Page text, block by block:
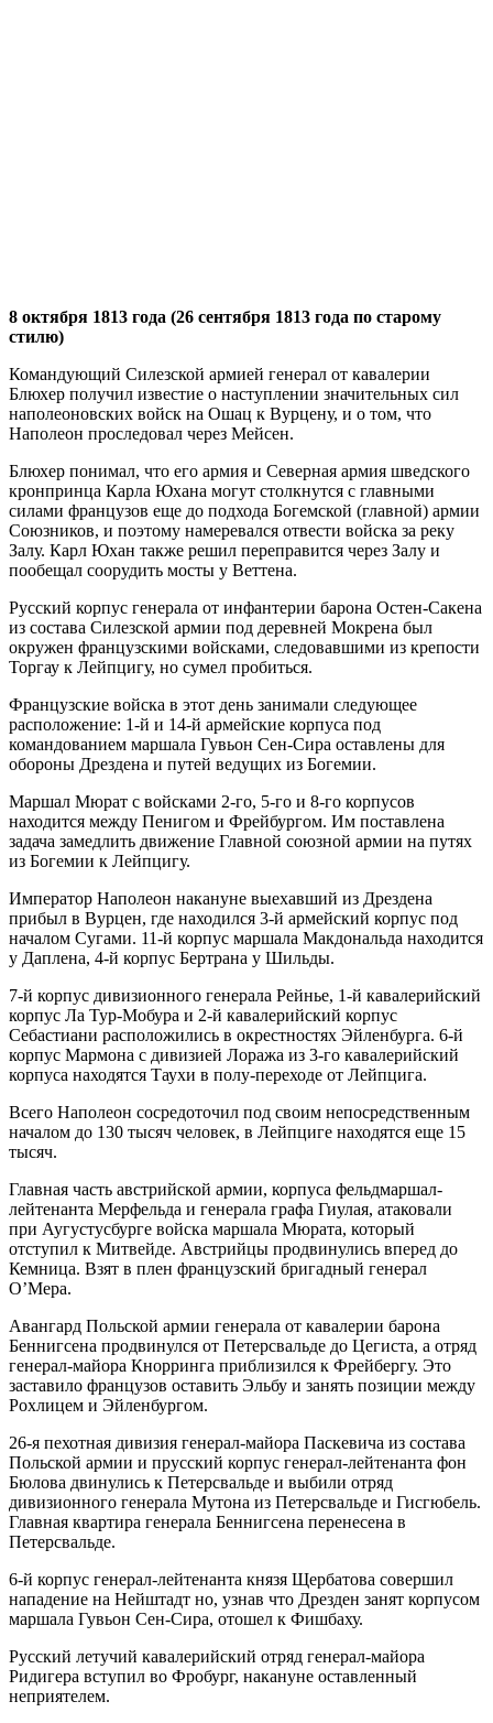
8 октября 1813 года (26 сентября 1813 года по старому
стилю)
Командующий Силезской армией генерал от кавалерии
Блюхер получил известие о наступлении значительных сил
наполеоновских войск на Ошац к Вурцену, и о том, что
Наполеон проследовал через Мейсен.
Блюхер понимал, что его армия и Северная армия шведского
кронпринца Карла Юхана могут столкнутся с главными
силами французов еще до подхода Богемской (главной) армии
Союзников, и поэтому намеревался отвести войска за реку
Залу. Карл Юхан также решил переправится через Залу и
пообещал соорудить мосты у Веттена.
Русский корпус генерала от инфантерии барона Остен-Сакена
из состава Силезской армии под деревней Мокрена был
окружен французскими войсками, следовавшими из крепости
Торгау к Лейпцигу, но сумел пробиться.
Французские войска в этот день занимали следующее
расположение: 1-й и 14-й армейские корпуса под
командованием маршала Гувьон Сен-Сира оставлены для
обороны Дрездена и путей ведущих из Богемии.
Маршал Мюрат с войсками 2-го, 5-го и 8-го корпусов
находится между Пенигом и Фрейбургом. Им поставлена
задача замедлить движение Главной союзной армии на путях
из Богемии к Лейпцигу.
Император Наполеон накануне выехавший из Дрездена
прибыл в Вурцен, где находился 3-й армейский корпус под
началом Сугами. 11-й корпус маршала Макдональда находится
у Даплена, 4-й корпус Бертрана у Шильды.
7-й корпус дивизионного генерала Рейнье, 1-й кавалерийский
корпус Ла Тур-Мобура и 2-й кавалерийский корпус
Себастиани расположились в окрестностях Эйленбурга. 6-й
корпус Мармона с дивизией Лоража из 3-го кавалерийский
корпуса находятся Таухи в полу-переходе от Лейпцига.
Всего Наполеон сосредоточил под своим непосредственным
началом до 130 тысяч человек, в Лейпциге находятся еще 15
тысяч.
Главная часть австрийской армии, корпуса фельдмаршал-
лейтенанта Мерфельда и генерала графа Гиулая, атаковали
при Аугустусбурге войска маршала Мюрата, который
отступил к Митвейде. Австрийцы продвинулись вперед до
Кемница. Взят в плен французский бригадный генерал
О’Мера.
Авангард Польской армии генерала от кавалерии барона
Беннигсена продвинулся от Петерсвальде до Цегиста, а отряд
генерал-майора Кнорринга приблизился к Фрейбергу. Это
заставило французов оставить Эльбу и занять позиции между
Рохлицем и Эйленбургом.
26-я пехотная дивизия генерал-майора Паскевича из состава
Польской армии и прусский корпус генерал-лейтенанта фон
Бюлова двинулись к Петерсвальде и выбили отряд
дивизионного генерала Мутона из Петерсвальде и Гисгюбель.
Главная квартира генерала Беннигсена перенесена в
Петерсвальде.
6-й корпус генерал-лейтенанта князя Щербатова совершил
нападение на Нейштадт но, узнав что Дрезден занят корпусом
маршала Гувьон Сен-Сира, отошел к Фишбаху.
Русский летучий кавалерийский отряд генерал-майора
Ридигера вступил во Фробург, накануне оставленный
неприятелем.